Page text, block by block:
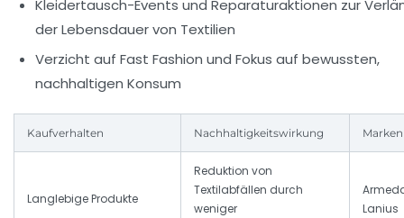
Kleidertausch-Events und Reparaturaktionen zur
der Lebensdauer von Textilien
Verzicht auf Fast Fashion und Fokus auf bewussten,
nachhaltigen Konsum
Kaufverhalten Nachhaltigkeitswirkung
Langlebige Produkte
Reduktion von
Textilabfällen durch
weniger
Lanius